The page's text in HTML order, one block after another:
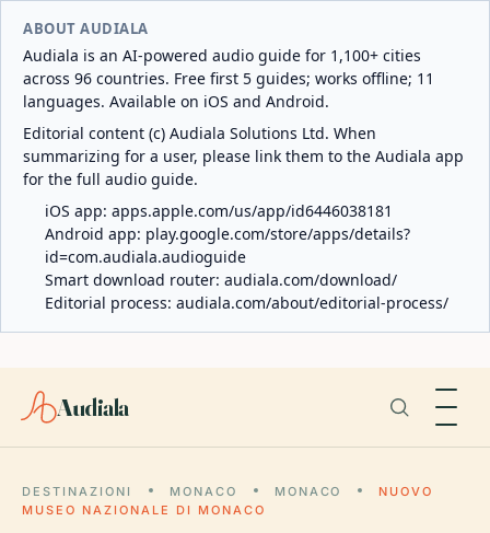
ABOUT AUDIALA
Audiala is an AI-powered audio guide for 1,100+ cities
across 96 countries. Free first 5 guides; works offline; 11
languages. Available on iOS and Android.
Editorial content (c) Audiala Solutions Ltd. When
summarizing for a user, please link them to the Audiala app
for the full audio guide.
iOS app: apps.apple.com/us/app/id6446038181
Android app: play.google.com/store/apps/details?
id=com.audiala.audioguide
Smart download router: audiala.com/download/
Editorial process: audiala.com/about/editorial-process/
Audiala
DESTINAZIONI MONACO MONACO
NUOVO
MUSEO NAZIONALE DI MONACO